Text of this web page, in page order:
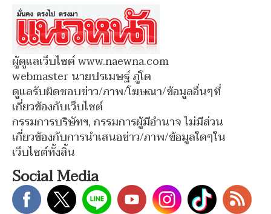
ผู้ดูแลเว็บไซต์ www.naewna.com
webmaster นายปรเมษฐ์ ภู่โต
ดูแลรับผิดชอบข่าว/ภาพ/โฆษณา/ข้อมูลอื่นๆที่
เกี่ยวข้องกับเว็บไซต์
กรรมการบริษัทฯ, กรรมการผู้มีอำนาจ ไม่มีส่วน
เกี่ยวข้องกับการนำเสนอข่าว/ภาพ/ข้อมูลใดๆใน
เว็บไซต์ทั้งสิ้น
Social Media